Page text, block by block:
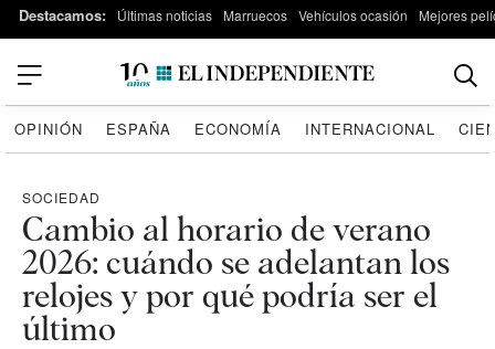
Destacamos: Últimas noticias Marruecos Vehículos ocasión Mejores
OPINIÓN ESPAÑA ECONOMÍA INTERNACIONAL
SOCIEDAD
Cambio al horario de verano
2026: cuándo se adelantan los
relojes y por qué podría ser el
último